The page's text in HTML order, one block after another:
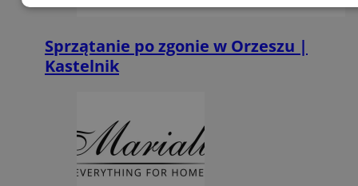
Sprzątanie po zgonie w Orzeszu |
Kastelnik
Niezbędne Wydajność Targetowanie
Funkcjonalność